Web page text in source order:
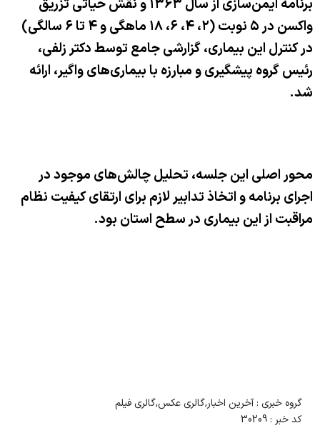
برنامه ایمن‌سازی از سال ۱۳۶۳و نقش حیاتی تزریق
واکسن در۵ نوبت (۲،۴،۶،۱۸ ماهگی و۴ تا۶ سالگی)
در کنترل این بیماری، گزارشی جامع توسط دکتر زلفی،
رئیس گروه پیشگیری و مبارزه با بیماری‌های واگیر، ارائه
شد.
محور اصلی این جلسه، تحلیل چالش‌های موجود در
اجرای برنامه و اتخاذ تدابیر لازم برای ارتقای کیفیت نظام
مراقبت از این بیماری در سطح استان بود.
گروه خبری : آخرین اخبار,گالری عکس,گالری فیلم
کد خبر : 30209